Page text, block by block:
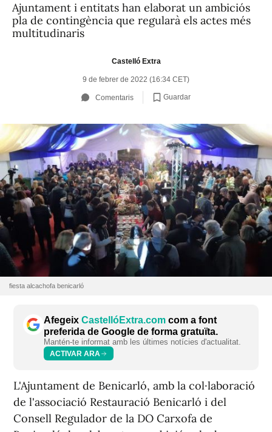
Ajuntament i entitats han elaborat un ambiciós
pla de contingència que regularà els actes més
multitudinaris
Castelló Extra
9 de febrer de 2022 (16:34 CET)
Comentaris Guardar
fiesta alcachofa benicarló
Afegeix CastellóExtra.com com a font
preferida de Google de forma gratuïta.
Mantén-te informat amb les últimes notícies d'actualitat.
ACTIVAR ARA
L'Ajuntament de Benicarló, amb la col·laboració
de l'associació Restauració Benicarló i del
Consell Regulador de la DO Carxofa de